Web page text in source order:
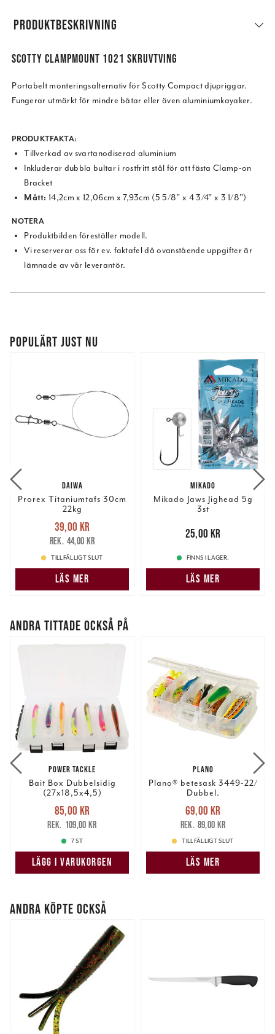
PRODUKTBESKRIVNING
SCOTTY CLAMPMOUNT 1021 SKRUVTVING
Portabelt monteringsalternativ för Scotty Compact djupriggar.
Fungerar utmärkt för mindre båtar eller även aluminiumkayaker.
PRODUKTFAKTA:
Tillverkad av svartanodiserad aluminium
Inkluderar dubbla bultar i rostfritt stål för att fästa Clamp-on
Bracket
Mått: 14,2cm x 12,06cm x 7,93cm (5 5/8" x 4 3/4" x 3 1/8")
NOTERA
Produktbilden föreställer modell.
Vi reserverar oss för ev. faktafel då ovanstående uppgifter är
lämnade av vår leverantör.
POPULÄRT JUST NU
DAIWA
Prorex Titaniumtafs 30cm
22kg
Nuvarande pris
39,00 krTidigare pris
44,00 kr
39,00 kr
44,00 kr
TILLFÄLLIGT SLUT
LÄS MER
MIKADO
Mikado Jaws Jighead 5g
3st
25,00 kr
25,00 kr
FINNS I LAGER.
LÄS MER
ANDRA TITTADE OCKSÅ PÅ
POWER TACKLE
Bait Box Dubbelsidig
(27x18,5x4,5)
Nuvarande pris
85,00 krTidigare pris
109,00 kr
85,00 kr
109,00 kr
7 ST
LÄGG I VARUKORGEN
PLANO
Plano® betesask 3449-22/
Dubbel.
Nuvarande pris
69,00 krTidigare pris
89,00 kr
69,00 kr
89,00 kr
TILLFÄLLIGT SLUT
LÄS MER
ANDRA KÖPTE OCKSÅ